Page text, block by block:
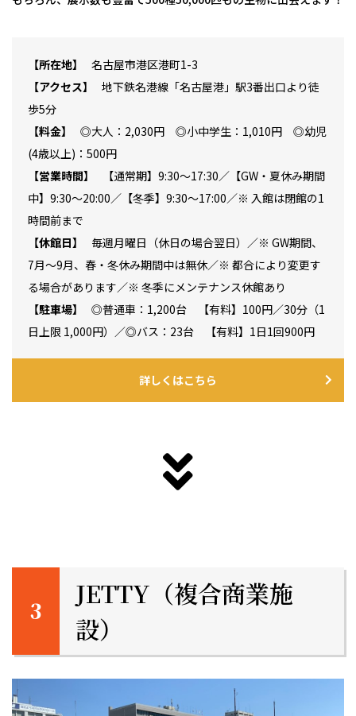
所在地
名古屋市港区港町1-3
アクセス
地下鉄名港線「名古屋港」駅3番出口より徒
歩5分
料金
◎大人：2,030円 ◎小中学生：1,010円 ◎幼児
(4歳以上)：500円
営業時間
【通常期】9:30～17:30／【GW・夏休み期間
中】9:30～20:00／【冬季】9:30～17:00／※ 入館は閉館の1
時間前まで
休館日
毎週月曜日（休日の場合翌日）／※ GW期間、
7月～9月、春・冬休み期間中は無休／※ 都合により変更す
る場合があります／※ 冬季にメンテナンス休館あり
駐車場
◎普通車：1,200台 【有料】100円／30分（1
日上限 1,000円）／◎バス：23台 【有料】1日1回900円
詳しくはこちら
JETTY（複合商業施
設）